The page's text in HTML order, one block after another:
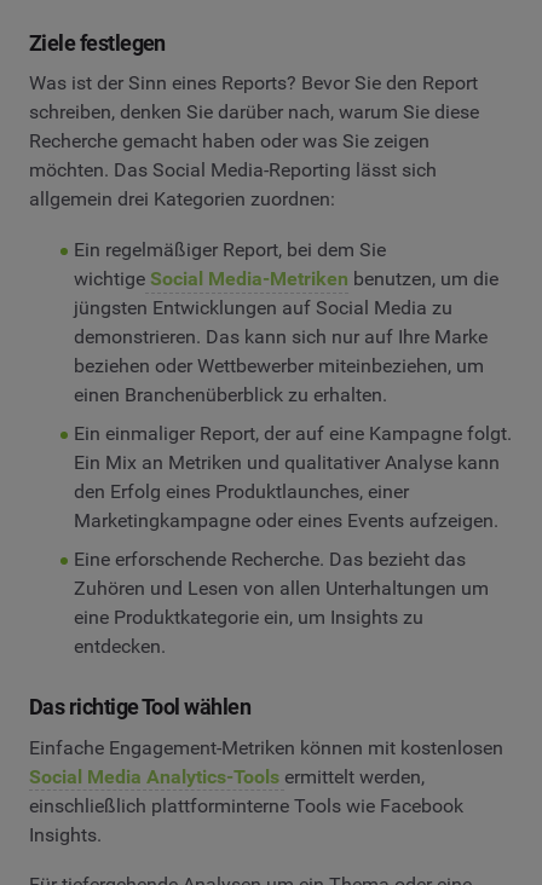
Ziele festlegen
Was ist der Sinn eines Reports? Bevor Sie den Report
schreiben, denken Sie darüber nach, warum Sie diese
Recherche gemacht haben oder was Sie zeigen
möchten. Das Social Media-Reporting lässt sich
allgemein drei Kategorien zuordnen:
Ein regelmäßiger Report, bei dem Sie
wichtigeSocial Media-Metriken benutzen, um die
jüngsten Entwicklungen auf Social Media zu
demonstrieren. Das kann sich nur auf Ihre Marke
beziehen oder Wettbewerber miteinbeziehen, um
einen Branchenüberblick zu erhalten.
Ein einmaliger Report, der auf eine Kampagne folgt.
Ein Mix an Metriken und qualitativer Analyse kann
den Erfolg eines Produktlaunches, einer
Marketingkampagne oder eines Events aufzeigen.
Eine erforschende Recherche. Das bezieht das
Zuhören und Lesen von allen Unterhaltungen um
eine Produktkategorie ein, um Insights zu
entdecken.
Das richtige Tool wählen
Einfache Engagement-Metriken können mit kostenlosen
Social Media Analytics-Tools ermittelt werden,
einschließlich plattforminterne Tools wie Facebook
Insights.